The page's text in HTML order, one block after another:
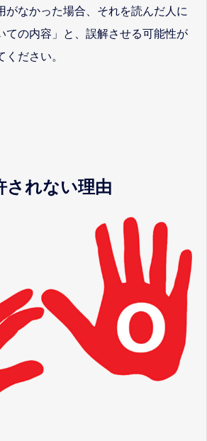
がなかった場合、それを読んだ人に
ての内容」と、誤解させる可能性が
ださい。
されない理由